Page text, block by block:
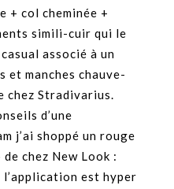
+ col cheminée +
simili-cuir qui le
associé à un
et manches chauve-
chez Stradivarius.
d’une
j’ai shoppé un rouge
chez New Look :
est hyper